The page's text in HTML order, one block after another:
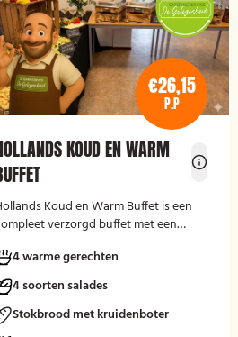
€26,15
P.P
KOUD EN WARM
Koud en Warm Buffetis een
verzorgd buffet met een
koude en warme
Het buffet is geschikt voor
verjaardagen,
en andere
4 warme gerechten
4 soorten salades
Stokbrood met kruidenboter